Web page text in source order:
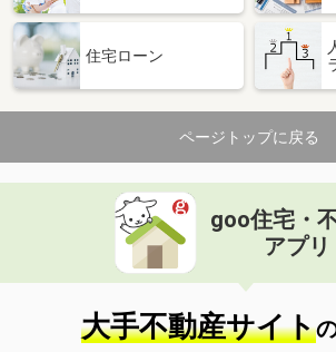
住宅ローン
ページトップに戻る
goo住宅・
アプリ
大手不動産サイト